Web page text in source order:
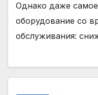
Однако даже
оборудование со
обслуживания: